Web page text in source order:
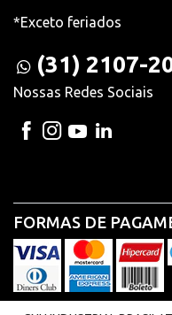
*Exceto feriados
(31) 2107-
Nossas Redes Sociais
FORMAS DE